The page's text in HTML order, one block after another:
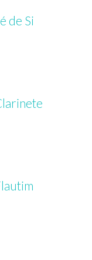
de Si